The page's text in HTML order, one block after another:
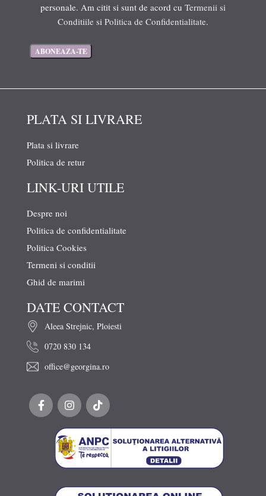
personale. Am citit si sunt de acord cu Termenii si
Conditiile si Politica de Confidentialitate.
PLATA SI LIVRARE
Plata si livrare
Politica de retur
LINK-URI UTILE
Despre noi
Politica de confidentialitate
Politica Cookies
Termeni si conditii
Ghid de marimi
DATE CONTACT
Aleea Strejnic, Ploiesti
0720 830 134
office@georgina.ro